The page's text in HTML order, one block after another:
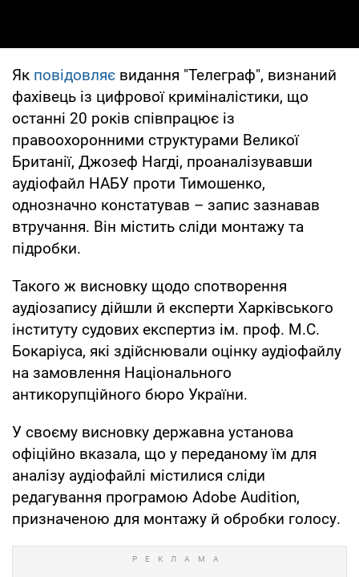
Як повідовляє видання "Телеграф", визнаний
фахівець із цифрової криміналістики, що
останні 20 років співпрацює із
правоохоронними структурами Великої
Британії, Джозеф Нагді, проаналізувавши
аудіофайл НАБУ проти Тимошенко,
однозначно констатував – запис зазнавав
втручання. Він містить сліди монтажу та
підробки.
Такого ж висновку щодо спотворення
аудіозапису дійшли й експерти Харківського
інституту судових експертиз ім. проф. М.С.
Бокаріуса, які здійснювали оцінку аудіофайлу
на замовлення Національного
антикорупційного бюро України.
У своєму висновку державна установа
офіційно вказала, що у переданому їм для
аналізу аудіофайлі містилися сліди
редагування програмою Adobe Audition,
призначеною для монтажу й обробки голосу.